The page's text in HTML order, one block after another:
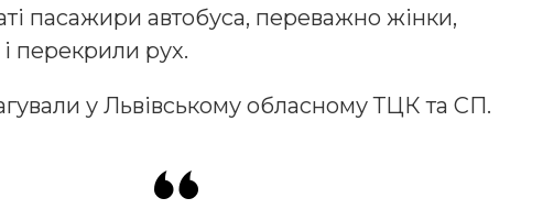
пасажири автобуса, переважно жінки,
перекрили рух.
у Львівському обласному ТЦК та СП.